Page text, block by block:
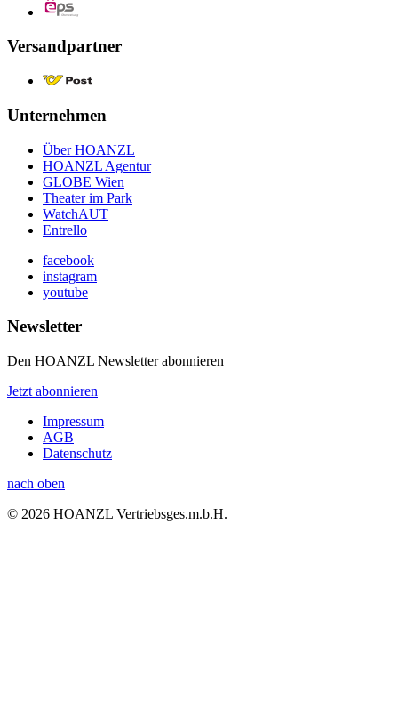
Versandpartner
Unternehmen
Über HOANZL
HOANZL Agentur
GLOBE Wien
Theater im Park
WatchAUT
Entrello
facebook
instagram
youtube
Newsletter
Den HOANZL Newsletter abonnieren
Jetzt abonnieren
Impressum
AGB
Datenschutz
nach oben
© 2026 HOANZL Vertriebsges.m.b.H.